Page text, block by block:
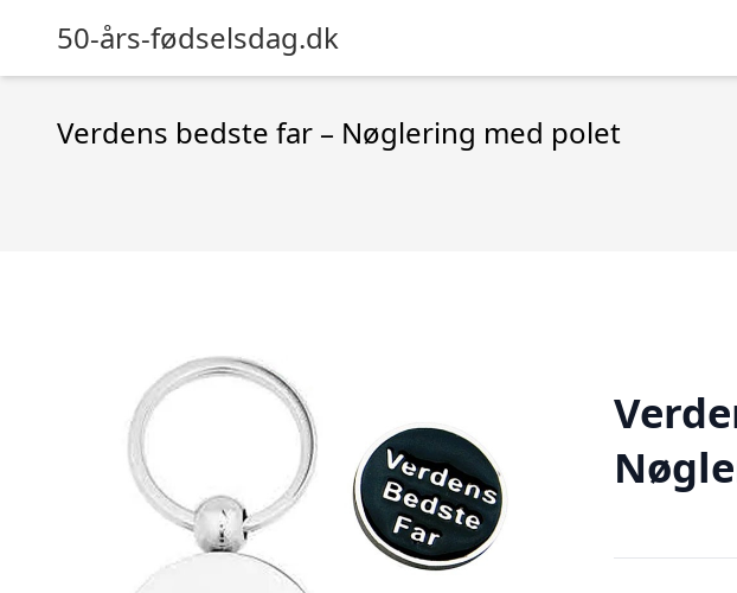
50-års-fødselsdag.dk
Verdens bedste far – Nøglering med polet